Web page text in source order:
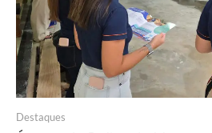
Destaques